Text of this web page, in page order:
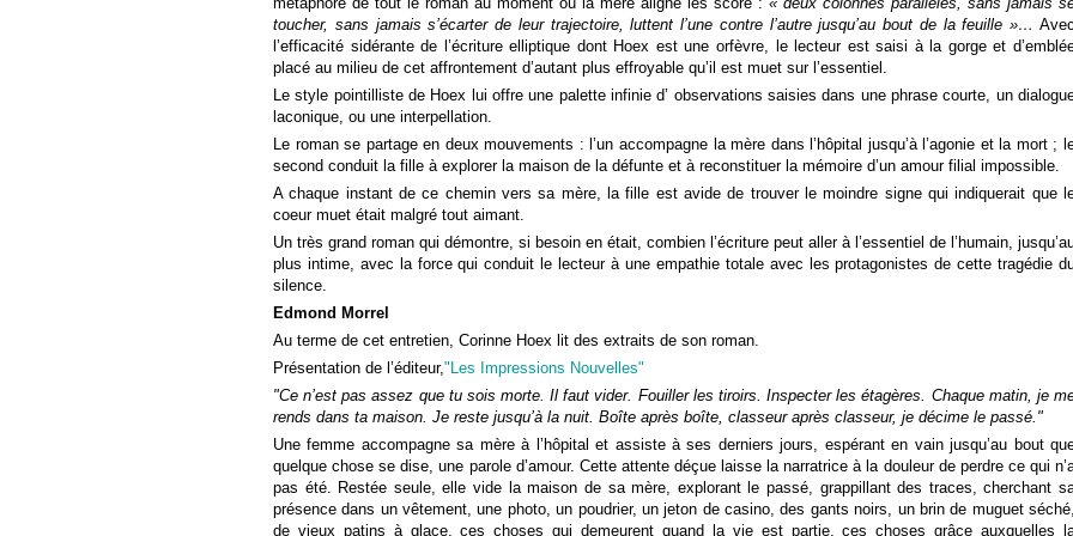
toucher, sans jamais s’écarter de leur trajectoire, luttent l’une contre l’autre jusqu’au bout de la feuille »… Avec
l’efficacité sidérante de l’écriture elliptique dont Hoex est une orfèvre, le lecteur est saisi à la gorge et
placé au milieu de cet affrontement d’autant plus effroyable qu’il est muet sur l’essentiel.
Le style pointilliste de Hoex lui offre une palette infinie d’ observations saisies dans une phrase courte, un
laconique, ou une interpellation.
Le roman se partage en deux mouvements : l’un accompagne la mère dans l’hôpital jusqu’à l’agonie et la mort ;
second conduit la fille à explorer la maison de la défunte et à reconstituer la mémoire d’un amour filial impossible.
A chaque instant de ce chemin vers sa mère, la fille est avide de trouver le moindre signe qui indiquerait que
coeur muet était malgré tout aimant.
Un très grand roman qui démontre, si besoin en était, combien l’écriture peut aller à l’essentiel de l’humain,
plus intime, avec la force qui conduit le lecteur à une empathie totale avec les protagonistes de cette tragédie
silence.
Edmond Morrel
Au terme de cet entretien, Corinne Hoex lit des extraits de son roman.
Présentation de l’éditeur,"Les Impressions Nouvelles"
"Ce n’est pas assez que tu sois morte. Il faut vider. Fouiller les tiroirs. Inspecter les étagères. Chaque matin, je
rends dans ta maison. Je reste jusqu’à la nuit. Boîte après boîte, classeur après classeur, je décime le passé."
Une femme accompagne sa mère à l’hôpital et assiste à ses derniers jours, espérant en vain jusqu’au bout
quelque chose se dise, une parole d’amour. Cette attente déçue laisse la narratrice à la douleur de perdre ce qui
pas été. Restée seule, elle vide la maison de sa mère, explorant le passé, grappillant des traces, cherchant
présence dans un vêtement, une photo, un poudrier, un jeton de casino, des gants noirs, un brin de muguet séché,
de vieux patins à glace, ces choses qui demeurent quand la vie est partie, ces choses grâce auxquelles